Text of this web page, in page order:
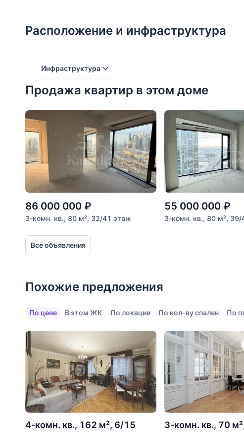
Расположение и инфраструктура
Инфраструктура
Расстояние от объекта
Детские клубы
Детские сады
Поликлиники
Больницы
Салоны красоты
Торговые центры
Фитнесы
Все объекты
Продажа квартир в этом доме
86 000 000 ₽
3-комн. кв., 80 м², 32/41 этаж
55 000 000 ₽
3-комн. кв., 80 м², 39/
Все объявления
Похожие предложения
По цене В этом ЖК По локации По кол-ву спален По
4-комн. кв., 162 м², 6/15
3-комн. кв., 70